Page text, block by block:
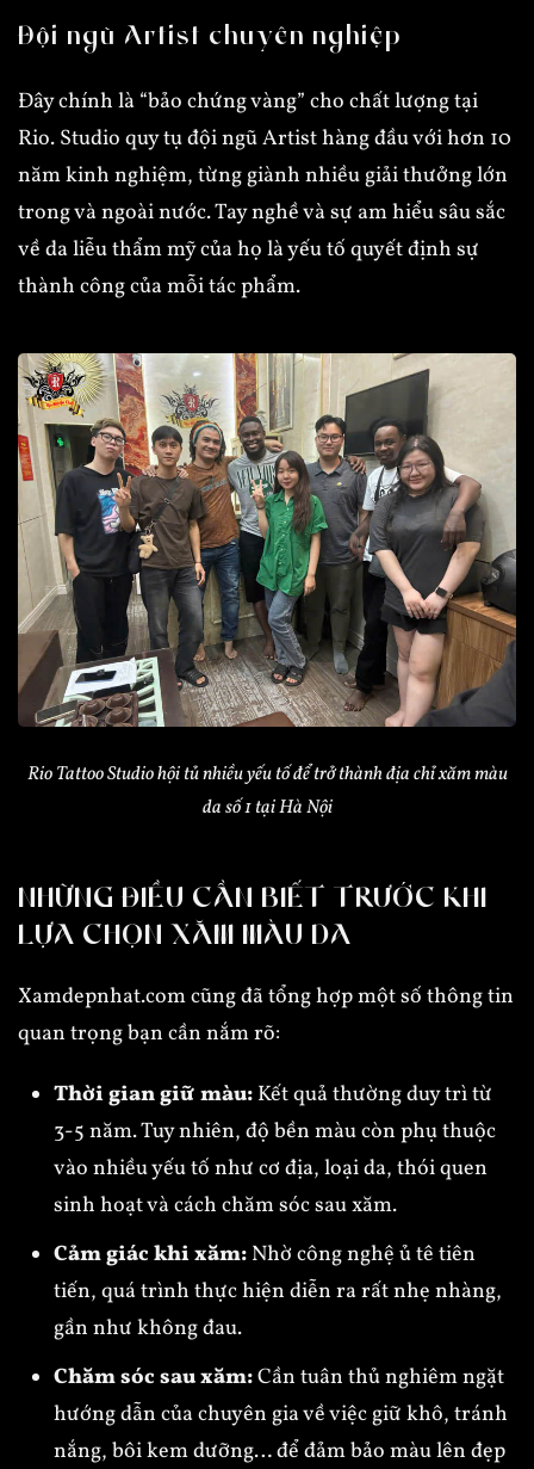
Đội ngũ Artist chuyên nghiệp
Đây chính là “bảo chứng vàng” cho chất lượng tại
Rio. Studio quy tụ đội ngũ Artist hàng đầu với hơn 10
năm kinh nghiệm, từng giành nhiều giải thưởng lớn
trong và ngoài nước. Tay nghề và sự am hiểu sâu sắc
về da liễu thẩm mỹ của họ là yếu tố quyết định sự
thành công của mỗi tác phẩm.
Rio Tattoo Studio hội tủ nhiều yếu tố để trở thành địa chỉ xăm màu
da số 1 tại Hà Nội
NHỮNG ĐIỀU CẦN BIẾT TRƯỚC KHI
LỰA CHỌN XĂM MÀU DA
Xamdepnhat.com cũng đã tổng hợp một số thông tin
quan trọng bạn cần nắm rõ:
Thời gian giữ màu: Kết quả thường duy trì từ
3-5 năm. Tuy nhiên, độ bền màu còn phụ thuộc
vào nhiều yếu tố như cơ địa, loại da, thói quen
sinh hoạt và cách chăm sóc sau xăm.
Cảm giác khi xăm: Nhờ công nghệ ủ tê tiên
tiến, quá trình thực hiện diễn ra rất nhẹ nhàng,
gần như không đau.
Chăm sóc sau xăm:Cần tuân thủ nghiêm ngặt
hướng dẫn của chuyên gia về việc giữ khô, tránh
nắng, bôi kem dưỡng… để đảm bảo màu lên đẹp